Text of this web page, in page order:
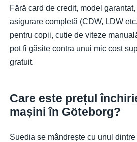
Fără card de credit, model
asigurare completă (CDW, LDW
pentru copii, cutie de viteze
pot fi găsite contra unui mic cost
gratuit.
Care este prețul
mașini în Göteborg?
Suedia se mândrește cu unul